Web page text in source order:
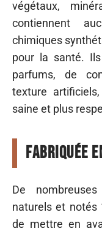
végétaux,
contiennent
chimiques
pour la santé.
parfums, de
texture
saine et plus
Fabriquée
De
naturels et notés
de mettre en